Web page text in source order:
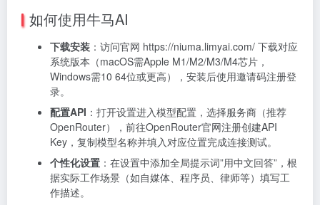
如何使用牛马AI
下载安装 ：访问官网 https://niuma.limyai.com/ 下载对应
系统版本（macOS需Apple M1/M2/M3/M4芯片，
Windows需10 64位或更高），安装后使用邀请码注册登
录。
配置API ：打开设置进入模型配置，选择服务商（推荐
OpenRouter），前往OpenRouter官网注册创建API
Key，复制模型名称并填入对应位置完成连接测试。
个性化设置 ：在设置中添加全局提示词”用中文回答”，根
据实际工作场景（如自媒体、程序员、律师等）填写工
作描述。